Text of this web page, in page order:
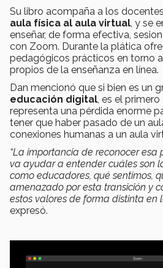
Su libro acompaña a los
aula física al aula virtual , y se
enseñar, de forma efectiva,
con Zoom. Durante la plática
pedagógicos prácticos en torno
propios de la enseñanza en línea.
Dan mencionó que si bien es un
educación digital , es el
representa una pérdida enorme
tener que haber pasado de un
conexiones humanas a un aula
“La importancia de reconocer esa
va ayudar a entender cuáles son
como educadores, qué sentimos,
amenazado por esta transición y
estos valores de forma distinta en
expresó.